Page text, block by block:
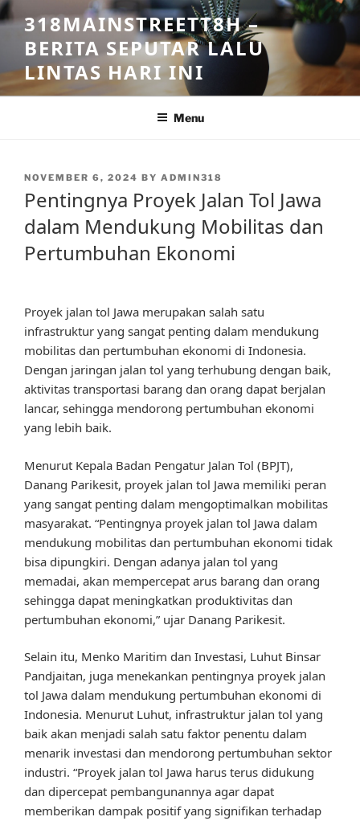
Skip
to
content
318MAINSTREETT8H –
BERITA SEPUTAR LALU
LINTAS HARI INI
Menu
POSTED
NOVEMBER 6, 2024 BY ADMIN318
Pentingnya Proyek Jalan Tol Jawa
dalam Mendukung Mobilitas dan
Pertumbuhan Ekonomi
Proyek jalan tol Jawa merupakan salah satu
infrastruktur yang sangat penting dalam mendukung
mobilitas dan pertumbuhan ekonomi di Indonesia.
Dengan jaringan jalan tol yang terhubung dengan baik,
aktivitas transportasi barang dan orang dapat berjalan
lancar, sehingga mendorong pertumbuhan ekonomi
yang lebih baik.
Menurut Kepala Badan Pengatur Jalan Tol (BPJT),
Danang Parikesit, proyek jalan tol Jawa memiliki peran
yang sangat penting dalam mengoptimalkan mobilitas
masyarakat. “Pentingnya proyek jalan tol Jawa dalam
mendukung mobilitas dan pertumbuhan ekonomi tidak
bisa dipungkiri. Dengan adanya jalan tol yang
memadai, akan mempercepat arus barang dan orang
sehingga dapat meningkatkan produktivitas dan
pertumbuhan ekonomi,” ujar Danang Parikesit.
Selain itu, Menko Maritim dan Investasi, Luhut Binsar
Pandjaitan, juga menekankan pentingnya proyek jalan
tol Jawa dalam mendukung pertumbuhan ekonomi di
Indonesia. Menurut Luhut, infrastruktur jalan tol yang
baik akan menjadi salah satu faktor penentu dalam
menarik investasi dan mendorong pertumbuhan sektor
industri. “Proyek jalan tol Jawa harus terus didukung
dan dipercepat pembangunannya agar dapat
memberikan dampak positif yang signifikan terhadap